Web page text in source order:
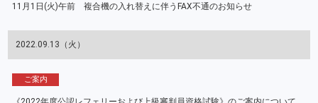
11月1日(火)午前 複合機の入れ替えに伴うFAX不通のお知らせ
2022.09.13（火）
ご案内